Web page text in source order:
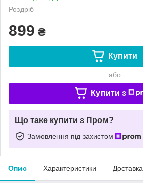
Роздріб
899 ₴
Купити
або
Купити з
Що таке купити з Пром?
Замовлення під захистом
Опис Характеристики Доставка